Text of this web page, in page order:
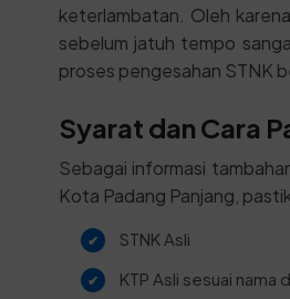
keterlambatan. Oleh
sebelum jatuh tempo
proses pengesahan STNK
Syarat dan Cara
Sebagai informasi
Kota Padang Panjang,
STNK Asli
KTP Asli sesuai nama